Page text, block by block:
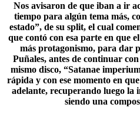
Nos avisaron de que iban a ir
tiempo para algún tema más,
estado”, de su split, el cual
que contó con esa parte en que
más protagonismo, para dar
Puñales, antes de continuar
mismo disco, “Satanae
rápida y con ese momento en
adelante, recuperando luego la
siendo una